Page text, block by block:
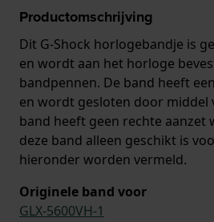
Productomschrijving
Dit G-Shock horlogebandje is
en wordt aan het horloge
bandpennen. De band heeft
en wordt gesloten door middel
band heeft geen rechte aanzet
deze band alleen geschikt is
hieronder worden vermeld.
Originele band voor
GLX-5600VH-1